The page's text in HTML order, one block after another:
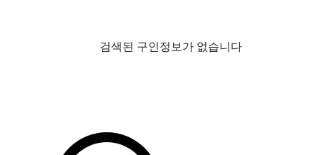
검색된 구인정보가 없습니다